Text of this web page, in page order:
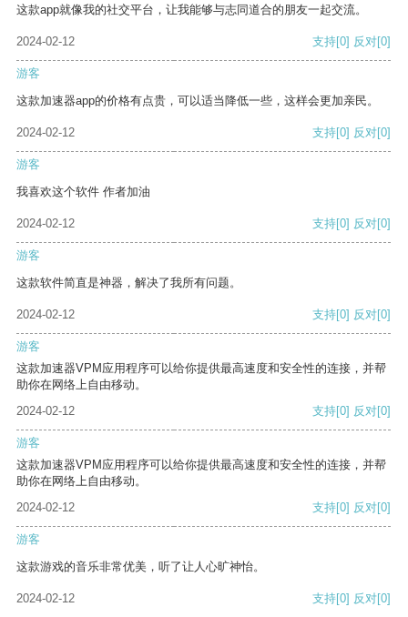
这款app就像我的社交平台，让我能够与志同道合的朋友一起交流。
2024-02-12 支持[0] 反对[0]
游客
这款加速器app的价格有点贵，可以适当降低一些，这样会更加亲民。
2024-02-12 支持[0] 反对[0]
游客
我喜欢这个软件 作者加油
2024-02-12 支持[0] 反对[0]
游客
这款软件简直是神器，解决了我所有问题。
2024-02-12 支持[0] 反对[0]
游客
这款加速器VPM应用程序可以给你提供最高速度和安全性的连接，并帮
助你在网络上自由移动。
2024-02-12
支持[0] 反对[0]
游客
这款加速器VPM应用程序可以给你提供最高速度和安全性的连接，并帮
助你在网络上自由移动。
2024-02-12
支持[0] 反对[0]
游客
这款游戏的音乐非常优美，听了让人心旷神怡。
2024-02-12 支持[0] 反对[0]